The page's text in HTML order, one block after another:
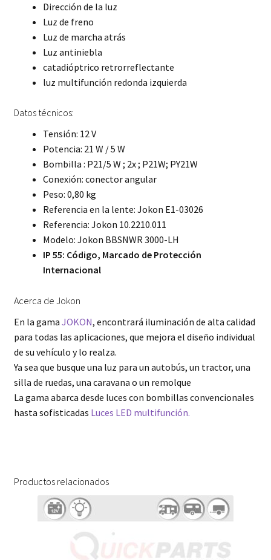
Dirección de la luz
Luz de freno
Luz de marcha atrás
Luz antiniebla
catadióptrico retrorreflectante
luz multifunción redonda izquierda
Datos técnicos:
Tensión: 12 V
Potencia: 21 W / 5 W
Bombilla : P21/5 W ; 2x ; P21W; PY21W
Conexión: conector angular
Peso: 0,80 kg
Referencia en la lente: Jokon E1-03026
Referencia: Jokon 10.2210.011
Modelo: Jokon BBSNWR 3000-LH
IP 55: Código, Marcado de Protección
Internacional
Acerca de Jokon
En la gama JOKON, encontrará iluminación de alta calidad
para todas las aplicaciones, que mejora el diseño individual
de su vehículo y lo realza.
Ya sea que busque una luz para un autobús, un tractor, una
silla de ruedas, una caravana o un remolque
La gama abarca desde luces con bombillas convencionales
hasta sofisticadas Luces LED multifunción.
Productos relacionados